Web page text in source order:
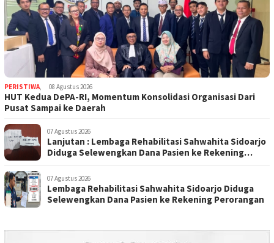
PERISTIWA, 08 Agustus 2026
HUT Kedua DePA-RI, Momentum Konsolidasi Organisasi Dari
Pusat Sampai ke Daerah
07 Agustus 2026
Lanjutan : Lembaga Rehabilitasi Sahwahita Sidoarjo
Diduga Selewengkan Dana Pasien ke Rekening
07 Agustus 2026
Lembaga Rehabilitasi Sahwahita Sidoarjo Diduga
Selewengkan Dana Pasien ke Rekening Perorangan